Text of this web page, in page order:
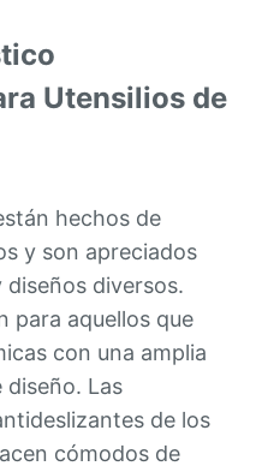
Utensilios de
hechos de
y son apreciados
diversos.
para aquellos que
con una amplia
diseño. Las
de los
cómodos de